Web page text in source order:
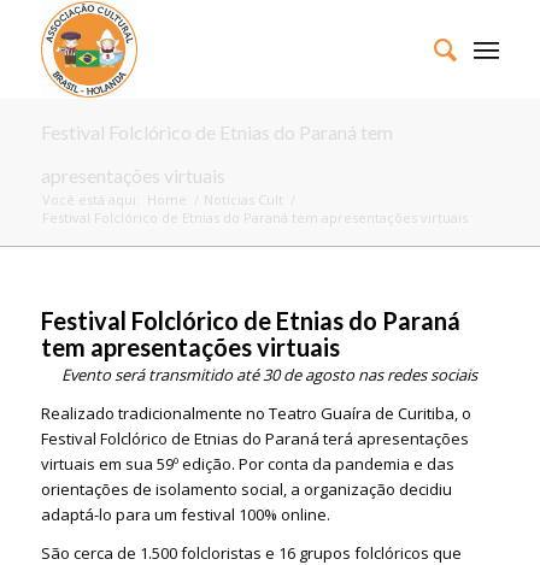
Festival Folclórico de Etnias do Paraná tem
apresentações virtuais
Você está aqui: Home / Notícias Cult /
Festival Folclórico de Etnias do Paraná tem apresentações virtuais
Festival Folclórico de Etnias do Paraná
tem apresentações virtuais
Evento será transmitido até 30 de agosto nas redes sociais
Realizado tradicionalmente no Teatro Guaíra de Curitiba, o
Festival Folclórico de Etnias do Paraná terá apresentações
virtuais em sua 59º edição. Por conta da pandemia e das
orientações de isolamento social, a organização decidiu
adaptá-lo para um festival 100% online.
São cerca de 1.500 folcloristas e 16 grupos folclóricos que